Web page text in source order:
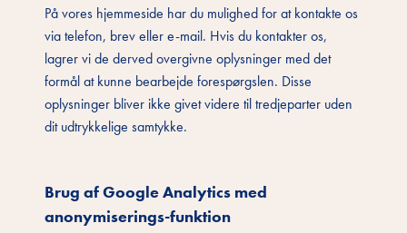
På vores hjemmeside har du mulighed for at kontakte os
via telefon, brev eller e-mail. Hvis du kontakter os,
lagrer vi de derved overgivne oplysninger med det
formål at kunne bearbejde forespørgslen. Disse
oplysninger bliver ikke givet videre til tredjeparter uden
dit udtrykkelige samtykke.
Brug af Google Analytics med
anonymiserings-funktion